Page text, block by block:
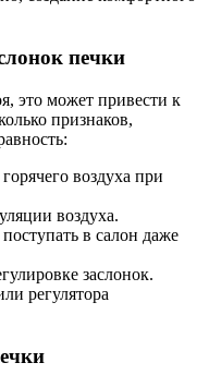
печки
это может привести к
признаков,
воздуха при
воздуха.
в салон даже
заслонок.
регулятора